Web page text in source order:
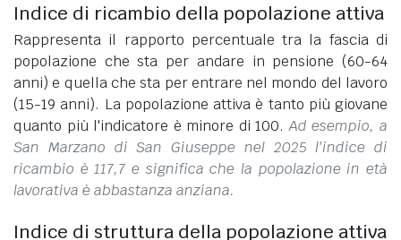
Indice di ricambio della popolazione attiva
Rappresenta il rapporto percentuale tra la fascia di
popolazione che sta per andare in pensione (60-64
anni) e quella che sta per entrare nel mondo del lavoro
(15-19 anni). La popolazione attiva è tanto più giovane
quanto più l'indicatore è minore di 100.Ad esempio, a
San Marzano di San Giuseppe nel 2025 l'indice di
ricambio è 117,7 e significa che la popolazione in età
lavorativa è abbastanza anziana.
Indice di struttura della popolazione attiva